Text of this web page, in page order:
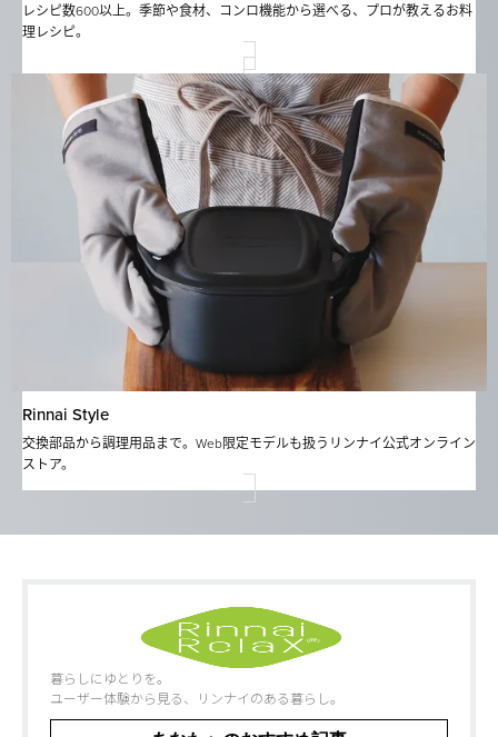
レシピ数600以上。季節や食材、コンロ機能から選べる、プロが教えるお料
理レシピ。
Rinnai Style
交換部品から調理⽤品まで。Web限定モデルも扱うリンナイ公式オンライン
ストア。
暮らしにゆとりを。
ユーザー体験から見る、リンナイのある暮らし。